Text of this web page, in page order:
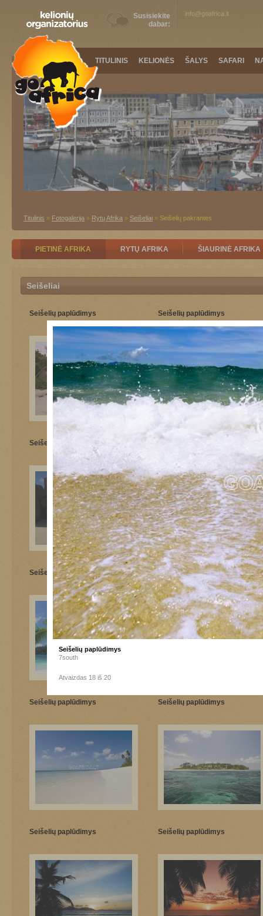
Susisiekite
dabar:
info@goafrica.lt
TITULINIS KELIONĖS ŠALYS SAFARI
Titulinis » Fotogalerija » Rytų Afrika » Seišeliai » Seišelių pakrantės
PIETINĖ AFRIKA RYTŲ AFRIKA ŠIAURINĖ AFRIKA
Seišeliai
Seišelių paplūdimys Seišelių paplūdimys
Seišelių paplūdimys
Seišelių paplūdimys Seišelių paplūdimys
Seišelių paplūdimys Seišelių paplūdimys
Seišelių paplūdimys Seišelių paplūdimys
Seišelių paplūdimys
7south
Atvaizdas 18 iš 20